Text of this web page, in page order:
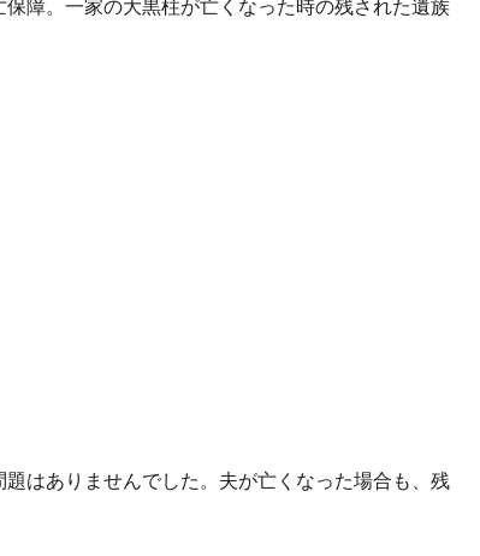
障。一家の大黒柱が亡くなった時の残された遺族
はありませんでした。夫が亡くなった場合も、残